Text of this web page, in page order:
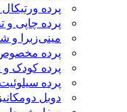
پرده ورتیکال
پرده چاپی و
مینی‌زبرا و
پرده مخصوص
پرده کودک و
پرده
دوبل